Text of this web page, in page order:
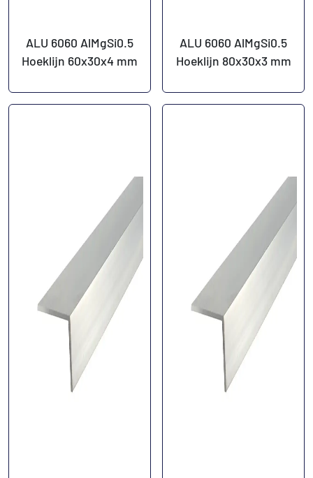
ALU 6060 AlMgSi0.5
Hoeklijn 60x30x4 mm
ALU 6060 AlMgSi0.5
Hoeklijn 80x30x3 mm